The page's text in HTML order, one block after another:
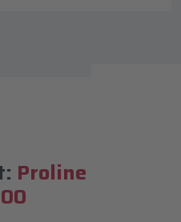
Proline